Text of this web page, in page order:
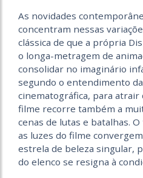
As novidades
concentram nessas
clássica de que a própria
o longa-metragem de
consolidar no imaginário
segundo o entendimento
cinematográfica, para atrair
filme recorre também a
cenas de lutas e batalhas.
as luzes do filme
estrela de beleza singular,
do elenco se resigna à